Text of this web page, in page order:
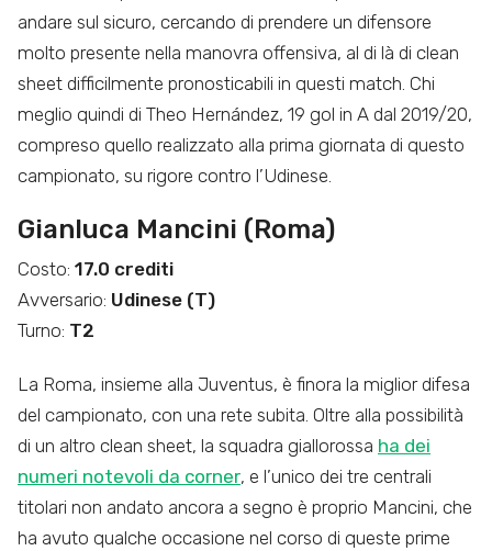
andare sul sicuro, cercando di prendere un difensore
molto presente nella manovra offensiva, al di là di clean
sheet difficilmente pronosticabili in questi match. Chi
meglio quindi di Theo Hernández, 19 gol in A dal 2019/20,
compreso quello realizzato alla prima giornata di questo
campionato, su rigore contro l’Udinese.
Gianluca Mancini (Roma)
Costo: 17.0 crediti
Avversario: Udinese (T)
Turno: T2
La Roma, insieme alla Juventus, è finora la miglior difesa
del campionato, con una rete subita. Oltre alla possibilità
di un altro clean sheet, la squadra giallorossa ha dei
numeri notevoli da corner, e l’unico dei tre centrali
titolari non andato ancora a segno è proprio Mancini, che
ha avuto qualche occasione nel corso di queste prime